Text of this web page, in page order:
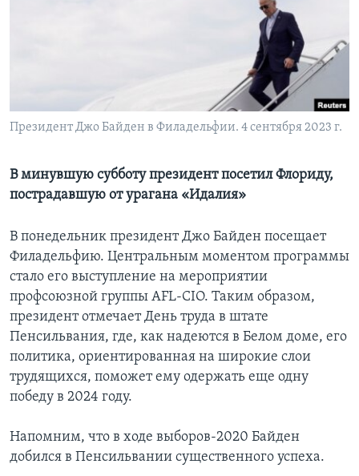
Президент Джо Байден в Филадельфии. 4 сентября 2023 г.
В минувшую субботу президент посетил Флориду,
пострадавшую от урагана «Идалия»
В понедельник президент Джо Байден посещает
Филадельфию. Центральным моментом программы
стало его выступление на мероприятии
профсоюзной группы AFL-CIO. Таким образом,
президент отмечает День труда в штате
Пенсильвания, где, как надеются в Белом доме, его
политика, ориентированная на широкие слои
трудящихся, поможет ему одержать еще одну
победу в 2024 году.
Напомним, что в ходе выборов-2020 Байден
добился в Пенсильвании существенного успеха.